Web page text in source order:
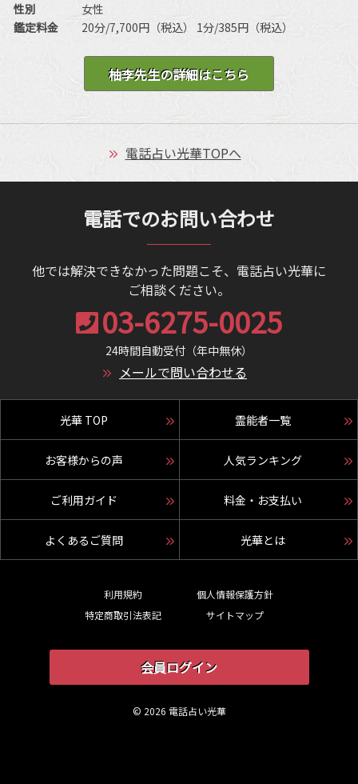
性別
女性
鑑定料金
20分/7,700円（税込） 1分/385円（税込）
柚李先生の詳細はこちら
電話占い光華TOPへ
電話でのお問い合わせ
他では解決できなかった問題こそ、電話占い光華に
ご相談ください。
03-6275-0025
24時間自動受付（年中無休）
メールで問い合わせる
光華 TOP 霊能者一覧
お客様からの声 人気ランキング
ご利用ガイド 料金・お支払い
よくあるご質問 光華とは
利用規約
特定商取引法表記
個人情報保護方針
サイトマップ
会員ログイン
© 2026 電話占い光華